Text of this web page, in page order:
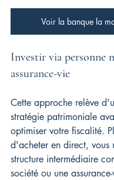
Voir la banque la
Investir via personne
assurance-vie
Cette approche relève
stratégie patrimoniale
optimiser votre fiscalité.
d'acheter en direct, vous
structure intermédiaire
société ou une